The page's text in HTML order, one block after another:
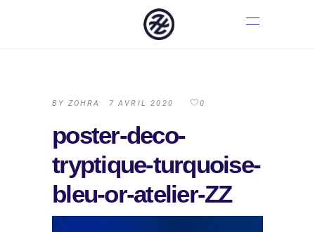
BY ZOHRA 7 AVRIL 2020 0
poster-deco-
tryptique-turquoise-
bleu-or-atelier-ZZ